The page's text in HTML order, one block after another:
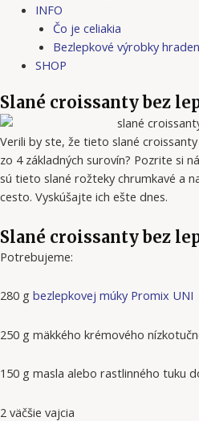
INFO
Čo je celiakia
Bezlepkové výrobky
SHOP
Slané croissanty bez
Verili by ste, že tieto slané
zo 4 základných surovín? Pozrite si
sú tieto slané rožteky chrumkavé a
cesto. Vyskúšajte ich ešte dnes.
Slané croissanty bez
Potrebujeme:
280 g bezlepkovej múky Promix UNI
250 g mäkkého krémového
150 g masla alebo rastlinného tuku
2 väčšie vajcia